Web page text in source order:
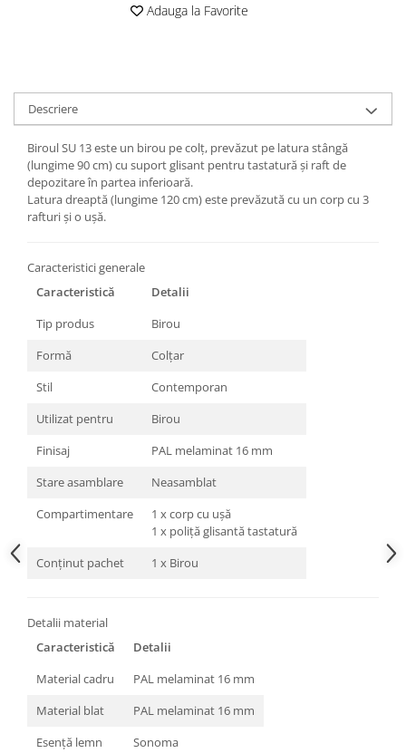
Adauga la Favorite
Descriere
Biroul SU 13 este un birou pe colț, prevăzut pe latura stângă
(lungime 90 cm) cu suport glisant pentru tastatură și raft de
depozitare în partea inferioară.
Latura dreaptă (lungime 120 cm) este prevăzută cu un corp cu 3
rafturi și o ușă.
Caracteristici generale
Caracteristică
Detalii
Tip produs
Birou
Formă
Colțar
Stil
Contemporan
Utilizat pentru
Birou
Finisaj
PAL melaminat 16 mm
Stare asamblare
Neasamblat
Compartimentare
1 x corp cu ușă
1 x poliță glisantă tastatură
Conținut pachet
1 x Birou
Detalii material
Caracteristică
Detalii
Material cadru
PAL melaminat 16 mm
Material blat
PAL melaminat 16 mm
Esență lemn
Sonoma